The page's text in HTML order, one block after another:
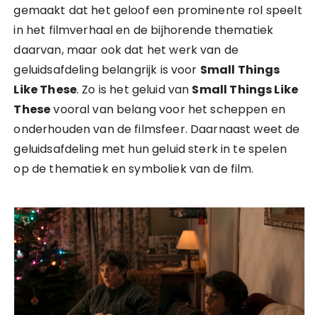
gemaakt dat het geloof een prominente rol speelt
in het filmverhaal en de bijhorende thematiek
daarvan, maar ook dat het werk van de
geluidsafdeling belangrijk is voor Small Things
Like These. Zo is het geluid van Small Things Like
Thesevooral van belang voor het scheppen en
onderhouden van de filmsfeer. Daarnaast weet de
geluidsafdeling met hun geluid sterk in te spelen
op de thematiek en symboliek van de film.